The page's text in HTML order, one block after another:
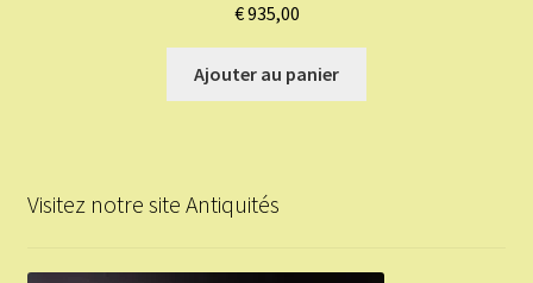
€935,00
Ajouter au panier
Visitez notre site Antiquités